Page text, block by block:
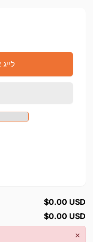
$0.00 USD
$0.00 USD
×